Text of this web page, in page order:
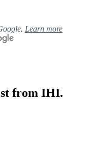
Learn more
from IHI.